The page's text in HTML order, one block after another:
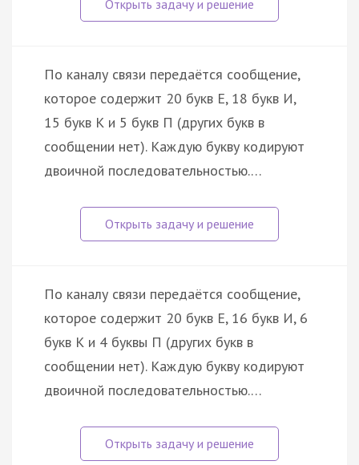
По каналу связи передаётся сообщение,
которое содержит 20 букв Е, 18 букв И,
15 букв К и 5 букв П (других букв в
сообщении нет). Каждую букву кодируют
двоичной последовательностью.…
По каналу связи передаётся сообщение,
которое содержит 20 букв Е, 16 букв И, 6
букв К и 4 буквы П (других букв в
сообщении нет). Каждую букву кодируют
двоичной последовательностью.…